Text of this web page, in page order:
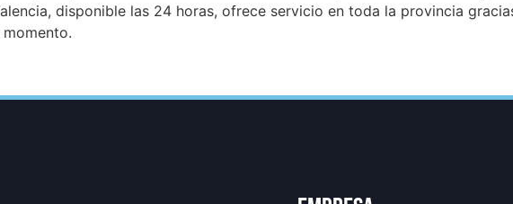
disponible las 24 horas, ofrece servicio en toda la provincia